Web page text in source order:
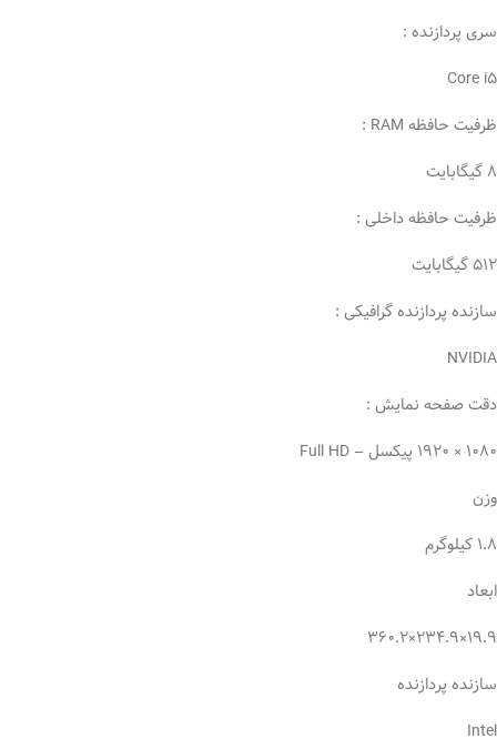
سری پردازنده :
Core i5
ظرفیت حافظه RAM :
8 گیگابایت
ظرفیت حافظه داخلی :
512 گیگابایت
سازنده پردازنده گرافیکی :
NVIDIA
دقت صفحه نمایش :
1080 × 1920 پیکسل – Full HD
وزن
۱.۸ کیلوگرم
ابعاد
۱۹.۹×۲۳۴.۹×۳۶۰.۲
سازنده پردازنده
Intel